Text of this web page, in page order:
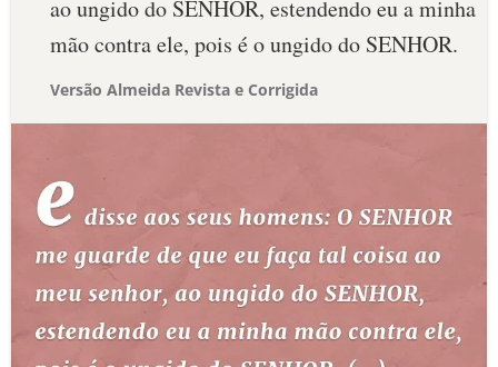
ao ungido do SENHOR, estendendo eu a minha
mão contra ele, pois é o ungido do SENHOR.
Versão Almeida Revista e Corrigida